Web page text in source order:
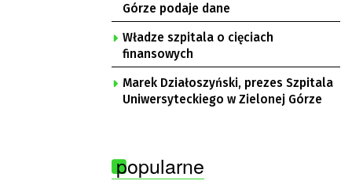
Górze podaje dane
Władze szpitala o cięciach
finansowych
Marek Działoszyński, prezes Szpitala
Uniwersyteckiego w Zielonej Górze
popularne